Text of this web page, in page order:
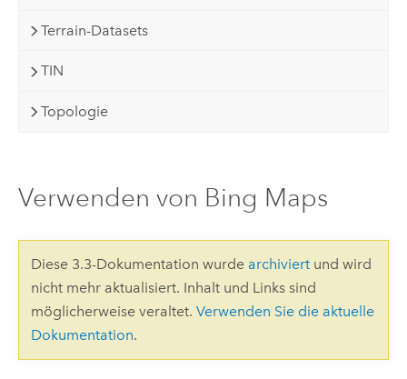
Terrain-Datasets
TIN
Topologie
Verwenden von Bing Maps
Diese 3.3-Dokumentation wurde archiviertund wird
nicht mehr aktualisiert. Inhalt und Links sind
möglicherweise veraltet. Verwenden Sie die aktuelle
Dokumentation.